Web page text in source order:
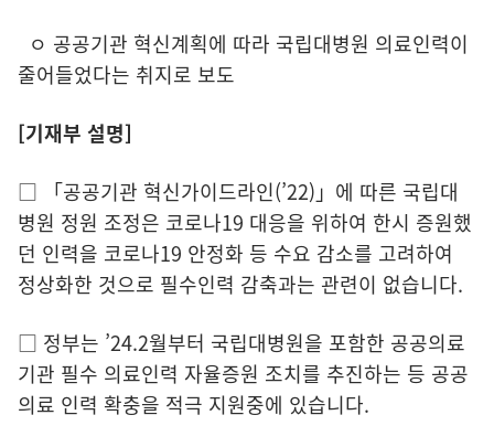
ㅇ 공공기관 혁신계획에 따라 국립대병원 의료인력이
줄어들었다는 취지로 보도
[기재부 설명]
□ 「공공기관 혁신가이드라인(’22)」에 따른 국립대
병원 정원 조정은 코로나19 대응을 위하여 한시 증원했
던 인력을 코로나19 안정화 등 수요 감소를 고려하여
정상화한 것으로 필수인력 감축과는 관련이 없습니다.
□ 정부는 ’24.2월부터 국립대병원을 포함한 공공의료
기관 필수 의료인력 자율증원 조치를 추진하는 등 공공
의료 인력 확충을 적극 지원중에 있습니다.